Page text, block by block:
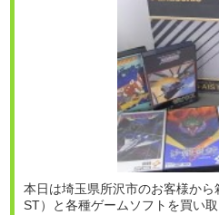
本日は埼玉県所沢市のお客様か
ST）と各種ゲームソフトを買い